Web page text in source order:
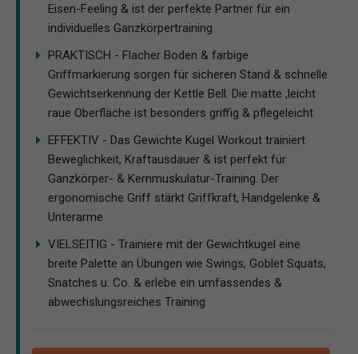
Eisen-Feeling & ist der perfekte Partner für ein
individuelles Ganzkörpertraining
PRAKTISCH - Flacher Boden & farbige
Griffmarkierung sorgen für sicheren Stand & schnelle
Gewichtserkennung der Kettle Bell. Die matte ,leicht
raue Oberfläche ist besonders griffig & pflegeleicht
EFFEKTIV - Das Gewichte Kugel Workout trainiert
Beweglichkeit, Kraftausdauer & ist perfekt für
Ganzkörper- & Kernmuskulatur-Training. Der
ergonomische Griff stärkt Griffkraft, Handgelenke &
Unterarme
VIELSEITIG - Trainiere mit der Gewichtkugel eine
breite Palette an Übungen wie Swings, Goblet Squats,
Snatches u. Co. & erlebe ein umfassendes &
abwechslungsreiches Training